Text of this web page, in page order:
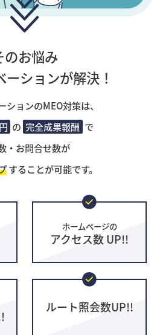
のお悩み
ーションが解決！
ションのMEO対策は、
の 完全成果報酬 で
・お問合せ数が
することが可能です。
ホームページの
アクセス数 UP!!
ルート照会数UP!!